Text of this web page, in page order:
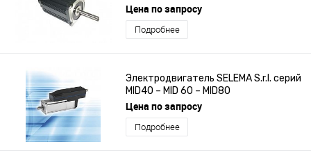
Цена по запросу
Подробнее
Электродвигатель SELEMA S.r.l. серий
MID40 – MID 60 – MID80
Цена по запросу
Подробнее